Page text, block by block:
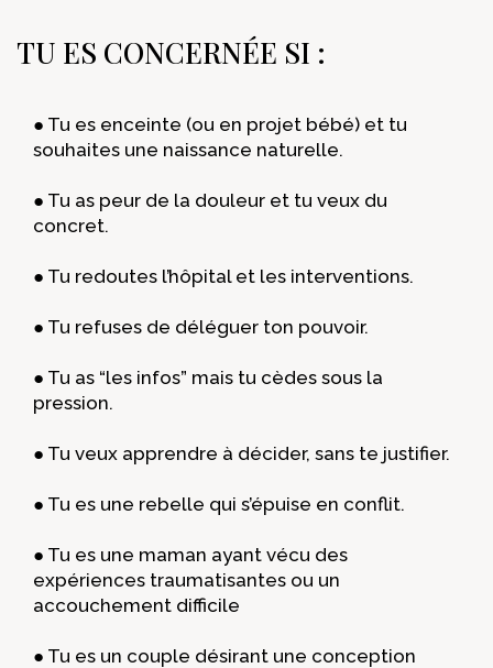
TU ES CONCERNÉE SI :
● Tu es enceinte (ou en projet bébé) et tu
souhaites une naissance naturelle.
● Tu as peur de la douleur et tu veux du
concret.
● Tu redoutes l’hôpital et les interventions.
● Tu refuses de déléguer ton pouvoir.
● Tu as “les infos” mais tu cèdes sous la
pression.
● Tu veux apprendre à décider, sans te justifier.
● Tu es une rebelle qui s’épuise en conflit.
● Tu es une maman ayant vécu des
expériences traumatisantes ou un
accouchement difficile
● Tu es un couple désirant une conception